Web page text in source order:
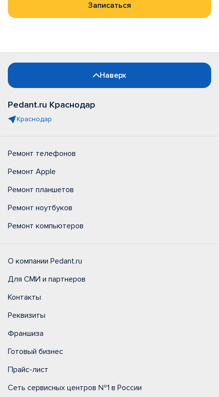
Записаться
Наверх
Pedant.ru Краснодар
Краснодар
Ремонт телефонов
Ремонт Apple
Ремонт планшетов
Ремонт ноутбуков
Ремонт компьютеров
О компании Pedant.ru
Для СМИ и партнеров
Контакты
Реквизиты
Франшиза
Готовый бизнес
Прайс-лист
Сеть сервисных центров №1 в России